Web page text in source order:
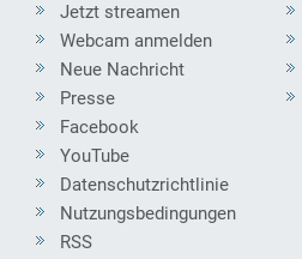
Jetzt streamen
Webcam anmelden
Neue Nachricht
Presse
Facebook
YouTube
Datenschutzrichtlinie
Nutzungsbedingungen
RSS